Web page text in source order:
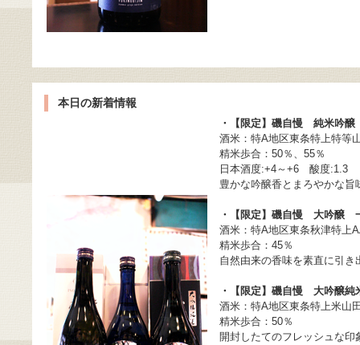
本日の新着情報
・【限定】磯自慢 純米吟醸
酒米：特A地区東条特上特等
精米歩合：50％、55％
日本酒度:+4～+6 酸度:1.3
豊かな吟醸香とまろやかな旨
・【限定】磯自慢 大吟醸
酒米：特A地区東条秋津特
精米歩合：45％
自然由来の香味を素直に引
・【限定】磯自慢 大吟醸
酒米：特A地区東条特上米
精米歩合：50％
開封したてのフレッシュな